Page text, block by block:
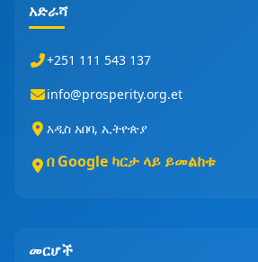
አድራሻ
+251 111 543 137
info@prosperity.org.et
አዲስ አበባ, ኢትዮጵያ
በ Google ካርታ ላይ ይመልከቱ
መርሆች